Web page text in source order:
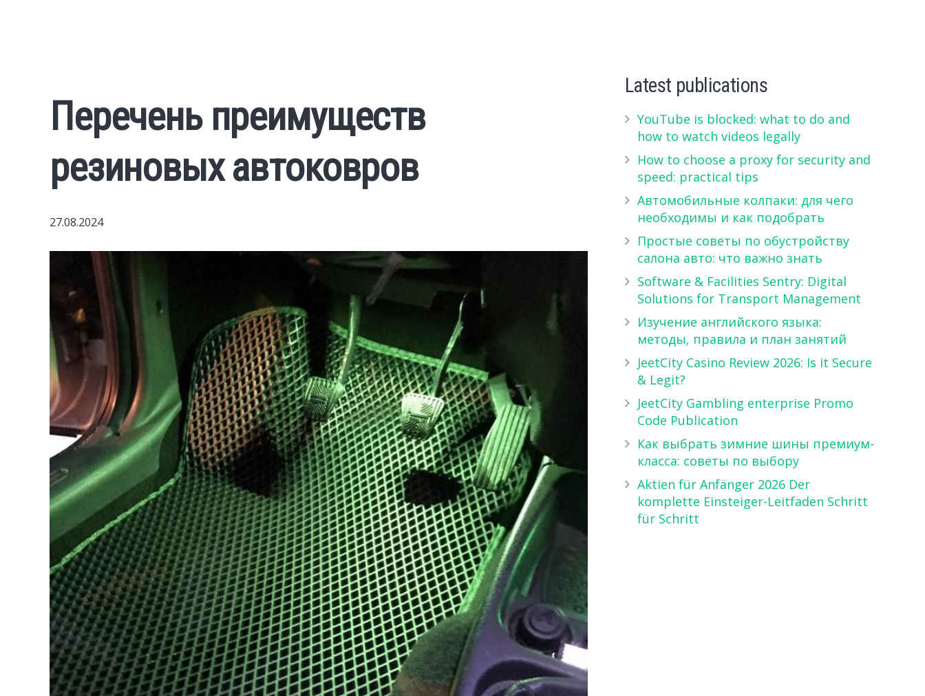
Перечень преимуществ
резиновых автоковров
27.08.2024
Latest publications
YouTube is blocked: what to do and
how to watch videos legally
How to choose a proxy for security and
speed: practical tips
Автомобильные колпаки: для чего
необходимы и как подобрать
Простые советы по обустройству
салона авто: что важно знать
Software & Facilities Sentry: Digital
Solutions for Transport Management
Изучение английского языка:
методы, правила и план занятий
JeetCity Casino Review 2026: Is it Secure
& Legit?
JeetCity Gambling enterprise Promo
Code Publication
Как выбрать зимние шины премиум-
класса: советы по выбору
Aktien für Anfänger 2026 Der
komplette Einsteiger-Leitfaden Schritt
für Schritt